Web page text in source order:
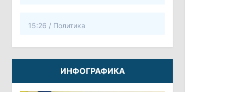
15:26 / Политика
афганской делегации
ИНФОГРАФИКА